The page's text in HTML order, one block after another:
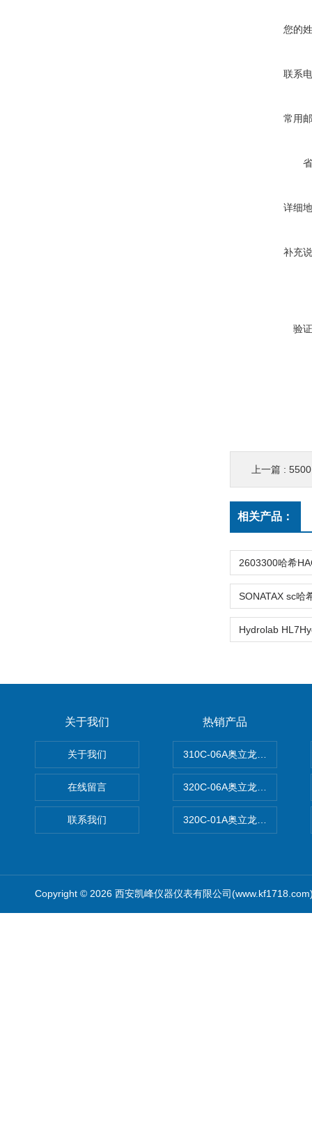
您的
联系
常用
详细
补充
验
上一篇 :
相关产品：
关于我们
关于我们
在线留言
联系我们
热销产品
310C-06A奥立龙实验室台式
320C-06A奥立龙实验室便携
320C-01A奥立龙实验室便携
Copyright © 2026 西安凯峰仪器仪表有限公司